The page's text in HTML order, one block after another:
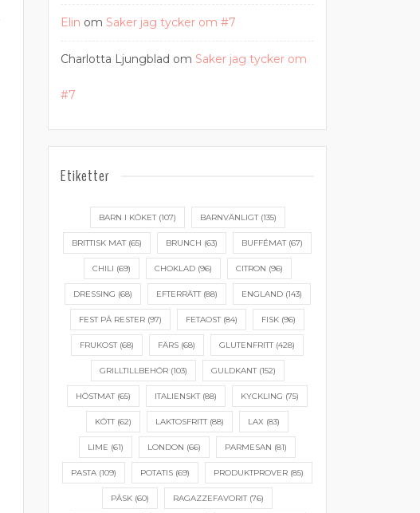
Elin om Saker jag tycker om #7
Charlotta Ljungblad om Saker jag tycker om
#7
Etiketter
BARN I KÖKET(107) BARNVÄNLIGT(135)
BRITTISK MAT(65) BRUNCH (63) BUFFÉMAT(67)
CHILI (69) CHOKLAD(96) CITRON (96)
DRESSING (68) EFTERRÄTT(88) ENGLAND(143)
FEST PÅ RESTER (97) FETAOST(84) FISK (96)
FRUKOST(68) FÄRS (68) GLUTENFRITT(428)
GRILLTILLBEHÖR(103) GULDKANT(152)
HÖSTMAT(65) ITALIENSKT(88) KYCKLING (75)
KÖTT(62) LAKTOSFRITT(88) LAX (83)
LIME (61) LONDON (66) PARMESAN (81)
PASTA (109) POTATIS (69) PRODUKTPROVER (85)
PÅSK (60) RAGAZZEFAVORIT(76)